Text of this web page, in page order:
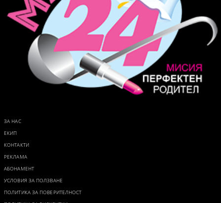
ЗА НАС
ЕКИП
КОНТАКТИ
РЕКЛАМА
АБОНАМЕНТ
УСЛОВИЯ ЗА ПОЛЗВАНЕ
ПОЛИТИКА ЗА ПОВЕРИТЕЛНОСТ